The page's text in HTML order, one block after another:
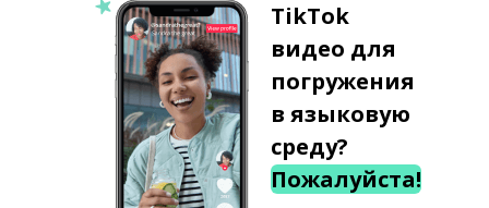
TikTok
видео для
погружения
в языковую
среду?
Пожалуйста!